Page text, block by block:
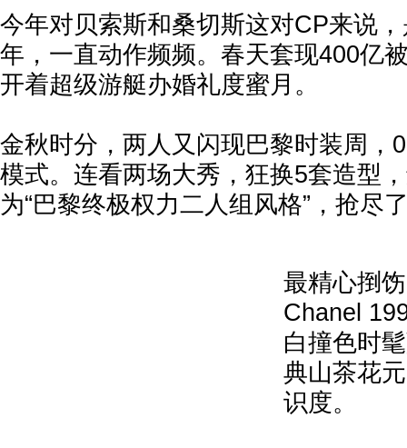
今年对贝索斯和桑切斯这对CP来说
年，一直动作频频。春天套现400亿
开着超级游艇办婚礼度蜜月。
金秋时分，两人又闪现巴黎时装周，
模式。连看两场大秀，狂换5套造型
为“巴黎终极权力二人组风格”，抢尽
最精心捯
Chanel
白撞色时
典山茶花
识度。